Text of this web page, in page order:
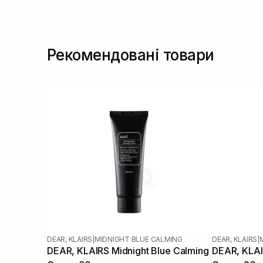
Олія макадамії(2)
Ретинол/ Вітамін А (2)
Рекомендовані товари
DEAR, KLAIRS MIDNIGHT BLUE CALMING
DEAR, KLAIRS Midnight Blue Calming
DEAR, KLAIRS
DEAR,